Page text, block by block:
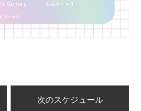
次のスケジュール